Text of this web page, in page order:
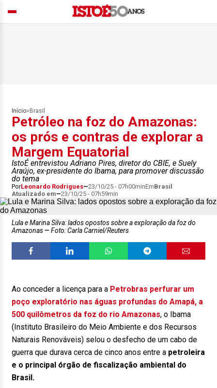
Início> Brasil
Petróleo na foz do Amazonas:
os prós e contras de explorar a
Margem Equatorial
IstoÉ entrevistou Adriano Pires, diretor do CBIE, e Suely
Araújo, ex-presidente do Ibama, para promover discussão
do tema
PorLeonardo Rodrigues 23/10/25 - 07h00minEmBrasil
Atualizado em
23/10/25 - 07h59min
Lula e Marina Silva: lados opostos sobre a exploração da foz do
Amazonas
Foto: Carla Carniel/Reuters
Ao conceder a licença para a Petrobras perfurar um
poço exploratório nas águas profundas do Amapá, a
500 quilômetros da foz do rio Amazonas, o Ibama
(Instituto Brasileiro do Meio Ambiente e dos Recursos
Naturais Renováveis) selou o desfecho de um cabo de
guerra que durava cerca de cinco anos entre a petroleira
e o principal órgão de fiscalização ambiental do
Brasil.